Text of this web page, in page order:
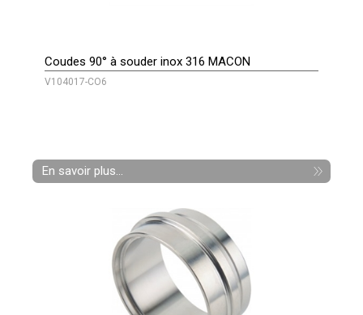
Coudes 90° à souder inox 316 MACON
V104017-CO6
En savoir plus...